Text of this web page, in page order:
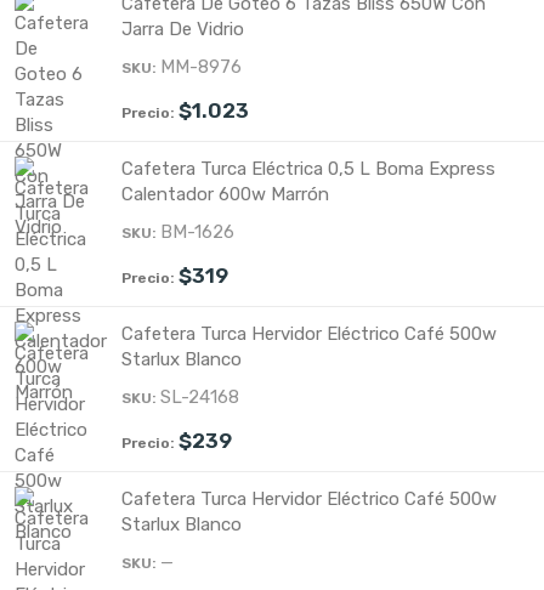
Jarra De Vidrio
MM-8976
$1.023
Cafetera Turca Eléctrica 0,5 L Boma Express
Calentador 600w Marrón
BM-1626
$319
Cafetera Turca Hervidor Eléctrico Café 500w
Starlux Blanco
SL-24168
$239
Cafetera Turca Hervidor Eléctrico Café 500w
Starlux Blanco
—